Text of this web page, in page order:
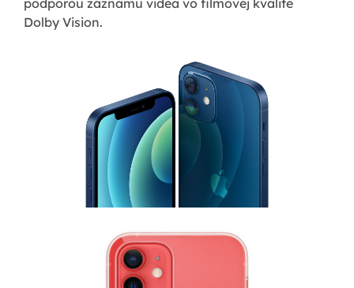
Dolby Vision.